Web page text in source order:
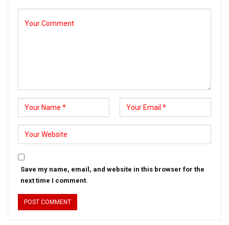
Save my name, email, and website in this browser for the
next time I comment.